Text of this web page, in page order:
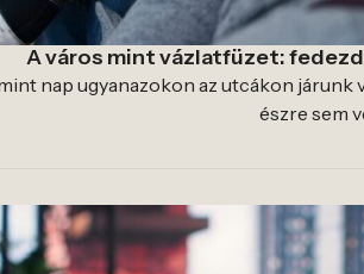
A város mint vázlatfüzet:
nap ugyanazokon az utcákon járunk
észre sem